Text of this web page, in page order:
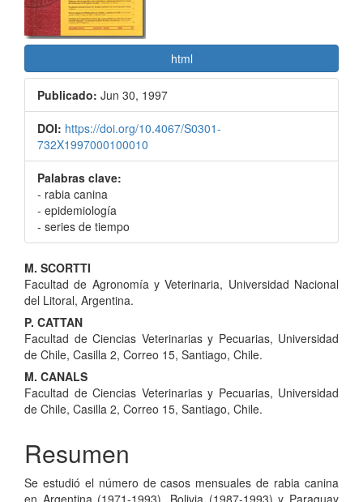
html
Publicado: Jun 30, 1997
DOI: https://doi.org/10.4067/S0301-
732X1997000100010
Palabras clave:
- rabia canina
- epidemiología
- series de tiempo
Contenido
principal
del
artículo
M. SCORTTI
Facultad de Agronomía y Veterinaria, Universidad Nacional
del Litoral, Argentina.
P. CATTAN
Facultad de Ciencias Veterinarias y Pecuarias, Universidad
de Chile, Casilla 2, Correo 15, Santiago, Chile.
M. CANALS
Facultad de Ciencias Veterinarias y Pecuarias, Universidad
de Chile, Casilla 2, Correo 15, Santiago, Chile.
Resumen
Se estudió el número de casos mensuales de rabia canina
en Argentina (1971-1993), Bolivia (1987-1993) y Paraguay